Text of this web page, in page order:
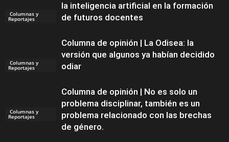
Columnas y
Reportajes
la inteligencia artificial en la formación
de futuros docentes
Columnas y
Reportajes
Columna de opinión | La Odisea: la
versión que algunos ya habían decidido
odiar
Columnas y
Reportajes
Columna de opinión | No es solo un
problema disciplinar, también es un
problema relacionado con las brechas
de género.